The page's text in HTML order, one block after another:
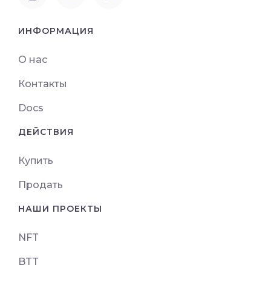
ИНФОРМАЦИЯ
О нас
Контакты
Docs
ДЕЙСТВИЯ
Купить
Продать
НАШИ ПРОЕКТЫ
NFT
BTT